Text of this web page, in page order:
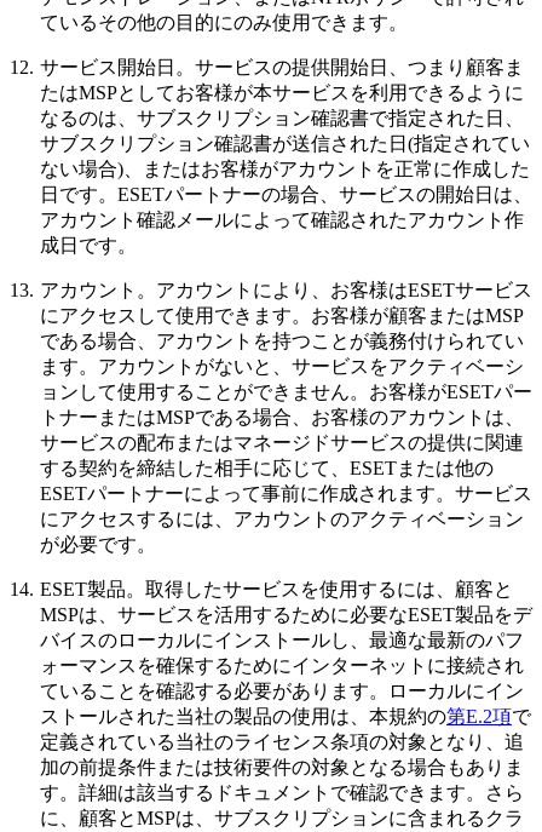
ているその他の目的にのみ使用できます。
12. サービス開始日。 サービスの提供開始日、つまり顧客ま
たはMSPとしてお客様が本サービスを利用できるように
なるのは、サブスクリプション確認書で指定された日、
サブスクリプション確認書が送信された日(指定されてい
ない場合)、またはお客様がアカウントを正常に作成した
日です。ESETパートナーの場合、サービスの開始日は、
アカウント確認メールによって確認されたアカウント作
成日です。
13. アカウント。 アカウントにより、お客様はESETサービス
にアクセスして使用できます。お客様が顧客またはMSP
である場合、アカウントを持つことが義務付けられてい
ます。アカウントがないと、サービスをアクティベーシ
ョンして使用することができません。お客様がESETパー
トナーまたはMSPである場合、お客様のアカウントは、
サービスの配布またはマネージドサービスの提供に関連
する契約を締結した相手に応じて、ESETまたは他の
ESETパートナーによって事前に作成されます。サービス
にアクセスするには、アカウントのアクティベーション
が必要です。
14. ESET製品。 取得したサービスを使用するには、顧客と
MSPは、サービスを活用するために必要なESET製品をデ
バイスのローカルにインストールし、最適な最新のパフ
ォーマンスを確保するためにインターネットに接続され
ていることを確認する必要があります。ローカルにイン
ストールされた当社の製品の使用は、本規約の第E.2項で
定義されている当社のライセンス条項の対象となり、追
加の前提条件または技術要件の対象となる場合もありま
す。詳細は該当するドキュメントで確認できます。さら
に、顧客とMSPは、サブスクリプションに含まれるクラ